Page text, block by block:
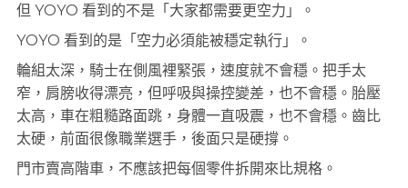
但 YOYO 看到的不是「大家都需要更空力」。
YOYO 看到的是「空力必須能被穩定執行」。
輪組太深，騎士在側風裡緊張，速度就不會穩。把手太
窄，肩膀收得漂亮，但呼吸與操控變差，也不會穩。胎壓
太高，車在粗糙路面跳，身體一直吸震，也不會穩。齒比
太硬，前面很像職業選手，後面只是硬撐。
門市賣高階車，不應該把每個零件拆開來比規格。